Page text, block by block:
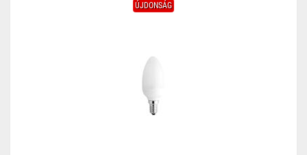
ÚJDONSÁG